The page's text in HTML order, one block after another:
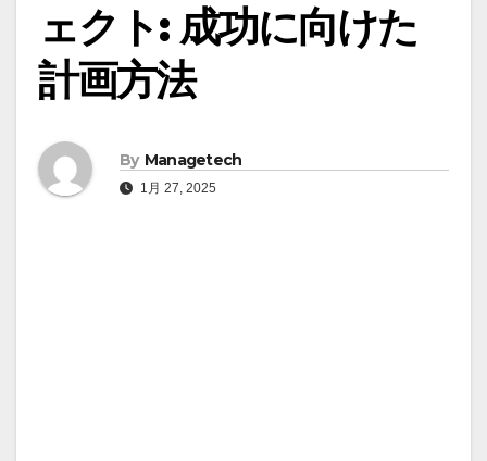
ェクト: 成功に向けた
計画方法
By Managetech
1月 27, 2025